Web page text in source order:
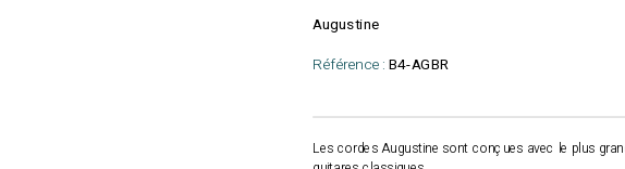
Augustine
Référence : B4-AGBR
Les cordes Augustine sont conçues avec le plus